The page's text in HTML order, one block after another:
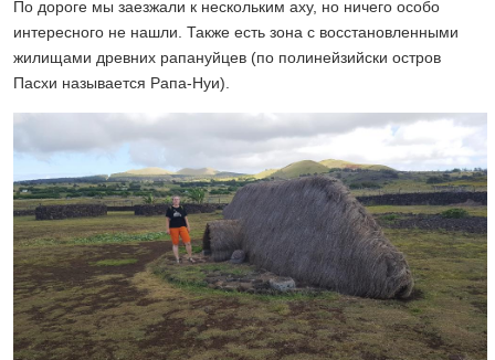
По дороге мы заезжали к нескольким аху, но ничего особо
интересного не нашли. Также есть зона с восстановленными
жилищами древних рапануйцев (по полинейзийски остров
Пасхи называется Рапа-Нуи).